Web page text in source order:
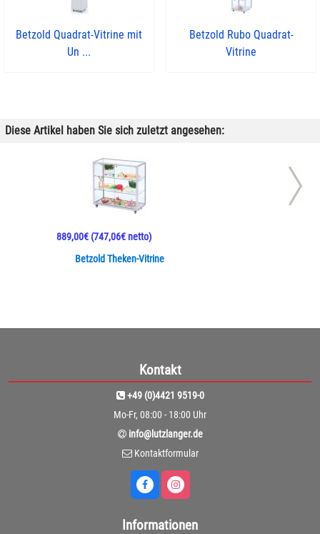
Betzold Quadrat-Vitrine mit
Un ...
Betzold Rubo Quadrat-
Vitrine
Diese Artikel haben Sie sich zuletzt angesehen:
Betzold Theken-Vitrine
889,00€(747,06€ netto)
Kontakt
+49 (0)4421 9519-0
Mo-Fr, 08:00 - 18:00 Uhr
info@lutzlanger.de
Kontaktformular
Informationen